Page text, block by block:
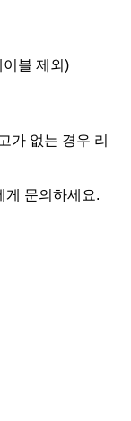
이블 제외)
가 없는 경우 리
게 문의하세요.